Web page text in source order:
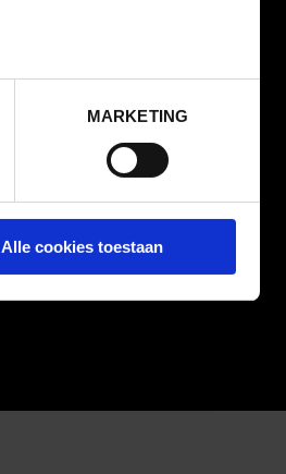
MARKETING
Alle cookies toestaan